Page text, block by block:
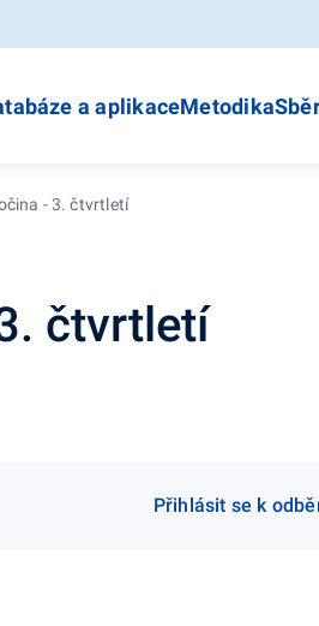
a aplikaceMetodika
- 3. čtvrtletí
čtvrtletí
Přihlásit se k